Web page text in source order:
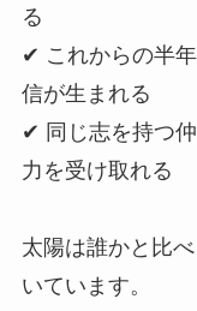
る
✔ これからの半
信が生まれる
✔ 同じ志を持つ
力を受け取れる
太陽は誰かと比
いています。